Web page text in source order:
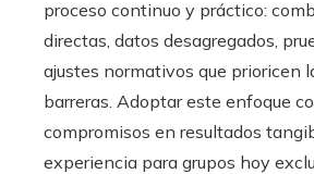
proceso continuo y práctico:
directas, datos desagregados,
ajustes normativos que prioricen
barreras. Adoptar este enfoque
compromisos en resultados
experiencia para grupos hoy